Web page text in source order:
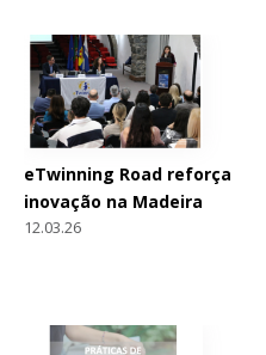
eTwinning Road reforça
inovação na Madeira
12.03.26